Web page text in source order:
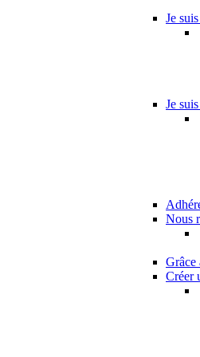
Je
Je
Nous
Grâce
Créer